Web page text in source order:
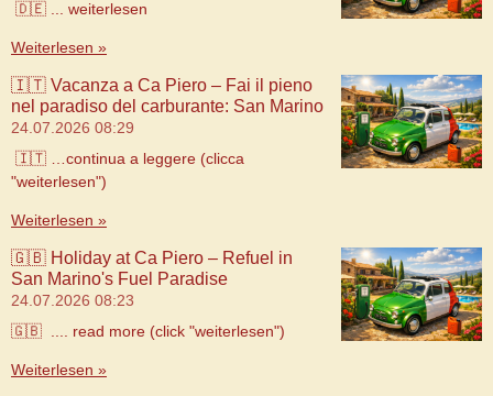
🇩🇪 ... weiterlesen
Weiterlesen »
🇮🇹 Vacanza a Ca Piero – Fai il pieno
nel paradiso del carburante: San Marino
24.07.2026 08:29
🇮🇹 …continua a leggere (clicca
"weiterlesen")
Weiterlesen »
🇬🇧 Holiday at Ca Piero – Refuel in
San Marino's Fuel Paradise
24.07.2026 08:23
🇬🇧 .... read more (click "weiterlesen")
Weiterlesen »